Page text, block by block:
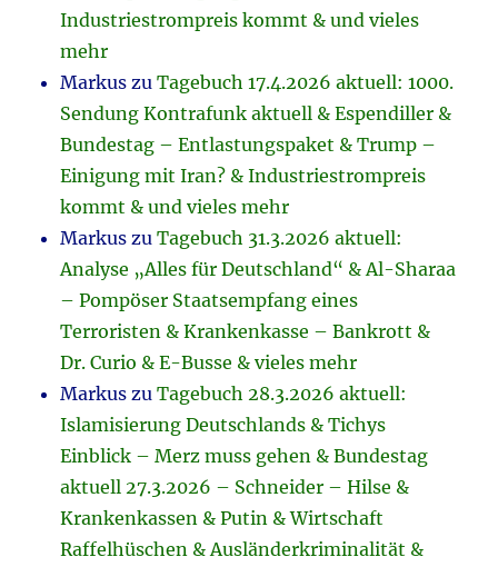
Industriestrompreis kommt & und vieles
mehr
Markus zuTagebuch 17.4.2026 aktuell: 1000.
Sendung Kontrafunk aktuell & Espendiller &
Bundestag – Entlastungspaket & Trump –
Einigung mit Iran? & Industriestrompreis
kommt & und vieles mehr
Markus zuTagebuch 31.3.2026 aktuell:
Analyse „Alles für Deutschland“ & Al-Sharaa
– Pompöser Staatsempfang eines
Terroristen & Krankenkasse – Bankrott &
Dr. Curio & E-Busse & vieles mehr
Markus zuTagebuch 28.3.2026 aktuell:
Islamisierung Deutschlands & Tichys
Einblick – Merz muss gehen & Bundestag
aktuell 27.3.2026 – Schneider – Hilse &
Krankenkassen & Putin & Wirtschaft
Raffelhüschen & Ausländerkriminalität &